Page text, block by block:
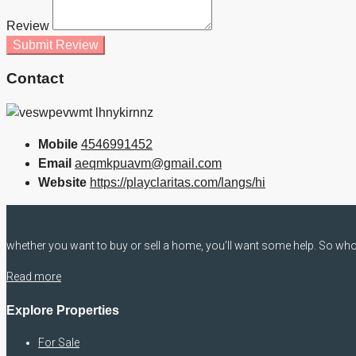
Review
Submit Review
Contact
Mobile 4546991452
Email aeqmkpuavm@gmail.com
Website https://playclaritas.com/langs/hi
whether you want to buy or sell a home, you’ll want some help. So
Read more
Explore Properties
For Sale